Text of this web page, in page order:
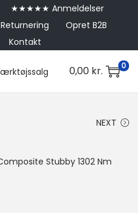
★★★★★ Anmeldelser
Returnering
Opret B2B
Kontakt
0,00 kr. 0
NEXT